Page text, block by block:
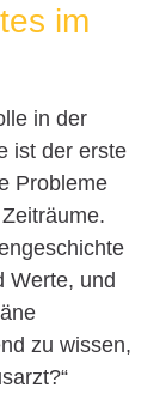
im
in der
ist der erste
Probleme
Werte, und
zu wissen,